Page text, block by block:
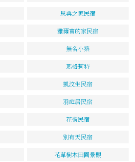
恩典之家民宿
雅爾富的家民宿
無名小築
瑪格莉特
凱汶生民宿
羽庭居民宿
花術民宿
別有天民宿
花草樹木田園景觀